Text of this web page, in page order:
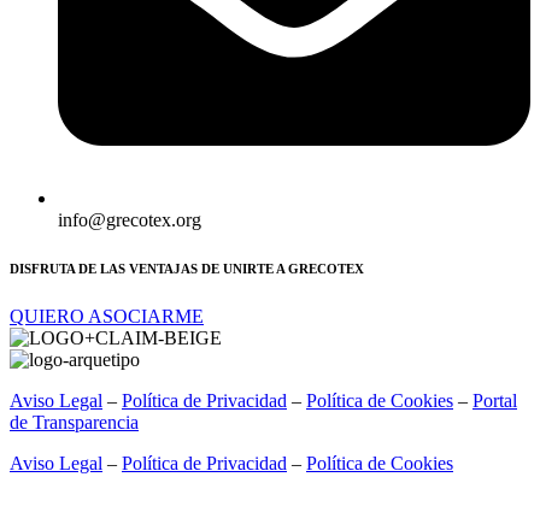
info@grecotex.org
DISFRUTA DE LAS VENTAJAS DE UNIRTE A GRECOTEX
QUIERO ASOCIARME
Aviso Legal – Política de Privacidad – Política de Cookies – Portal
de Transparencia
Aviso Legal – Política de Privacidad – Política de Cookies